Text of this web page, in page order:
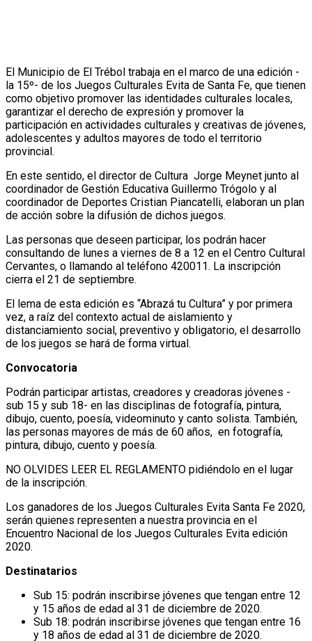
El Municipio de El Trébol trabaja en el marco de una edición -
la 15º- de los Juegos Culturales Evita de Santa Fe, que tienen
como objetivo promover las identidades culturales locales,
garantizar el derecho de expresión y promover la
participación en actividades culturales y creativas de jóvenes,
adolescentes y adultos mayores de todo el territorio
provincial.
En este sentido, el director de Cultura Jorge Meynet junto al
coordinador de Gestión Educativa Guillermo Trógolo y al
coordinador de Deportes Cristian Piancatelli, elaboran un plan
de acción sobre la difusión de dichos juegos.
Las personas que deseen participar, los podrán hacer
consultando de lunes a viernes de 8 a 12 en el Centro Cultural
Cervantes, o llamando al teléfono 420011. La inscripción
cierra el 21 de septiembre.
El lema de esta edición es “Abrazá tu Cultura” y por primera
vez, a raíz del contexto actual de aislamiento y
distanciamiento social, preventivo y obligatorio, el desarrollo
de los juegos se hará de forma virtual.
Convocatoria
Podrán participar artistas, creadores y creadoras jóvenes -
sub 15 y sub 18- en las disciplinas de fotografía, pintura,
dibujo, cuento, poesía, videominuto y canto solista. También,
las personas mayores de más de 60 años, en fotografía,
pintura, dibujo, cuento y poesía.
NO OLVIDES LEER EL REGLAMENTO pidiéndolo en el lugar
de la inscripción.
Los ganadores de los Juegos Culturales Evita Santa Fe 2020,
serán quienes representen a nuestra provincia en el
Encuentro Nacional de los Juegos Culturales Evita edición
2020.
Destinatarios
Sub 15: podrán inscribirse jóvenes que tengan entre 12
y 15 años de edad al 31 de diciembre de 2020.
Sub 18: podrán inscribirse jóvenes que tengan entre 16
y 18 años de edad al 31 de diciembre de 2020.